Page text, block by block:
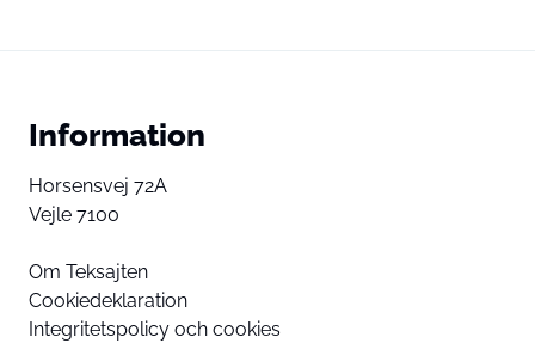
Information
Horsensvej 72A
Vejle 7100
Om Teksajten
Cookiedeklaration
Integritetspolicy och cookies